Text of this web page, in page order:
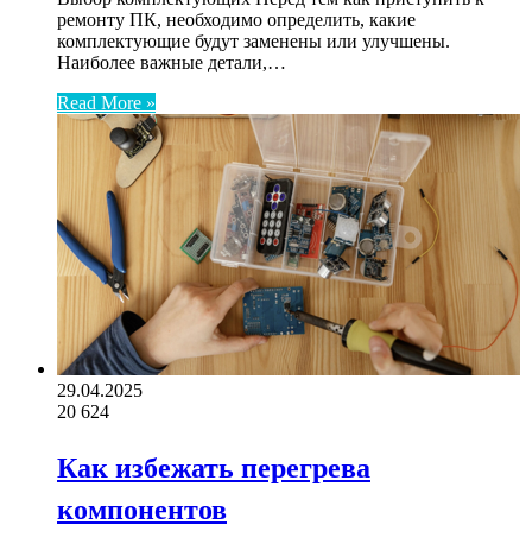
ремонту ПК, необходимо определить, какие
комплектующие будут заменены или улучшены.
Наиболее важные детали,…
Read More »
29.04.2025
20 624
Как избежать перегрева
компонентов